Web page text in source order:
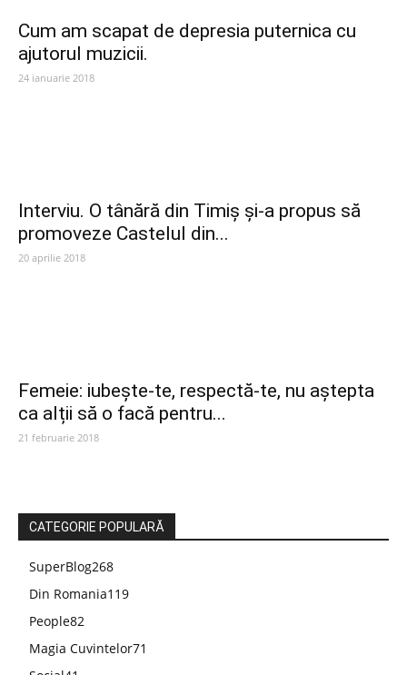
Cum am scapat de depresia puternica cu
ajutorul muzicii.
24 ianuarie 2018
Interviu. O tânără din Timiș și-a propus să
promoveze Castelul din...
20 aprilie 2018
Femeie: iubește-te, respectă-te, nu aștepta
ca alții să o facă pentru...
21 februarie 2018
CATEGORIE POPULARĂ
SuperBlog268
Din Romania119
People82
Magia Cuvintelor71